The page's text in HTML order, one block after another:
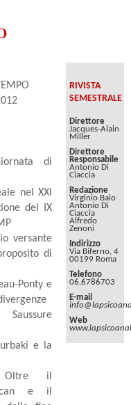
di
nel XXI
del IX
versante
di
Ponty e
Saussure
e la
Oltre il
e il
RIVISTA
SEMESTRALE
Direttore
Jacques-Alain
Miller
Direttore
Responsabile
Antonio Di
Ciaccia
Redazione
Virginio Baio
Antonio Di
Ciaccia
Alfredo
Zenoni
Indirizzo
Via Biferno, 4
00199 Roma
Telefono
06.6786703
E-mail
Web